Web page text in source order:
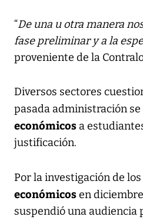
“De una u otra manera
fase preliminar y a la
proveniente de la
Diversos sectores
pasada administración
económicos a
justificación.
Por la investigación de los
económicosen
suspendió una audiencia